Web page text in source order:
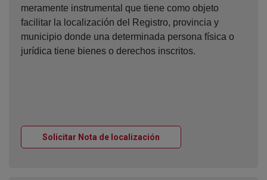
meramente instrumental que tiene como objeto
facilitar la localización del Registro, provincia y
municipio donde una determinada persona física o
jurídica tiene bienes o derechos inscritos.
Solicitar Nota de localización